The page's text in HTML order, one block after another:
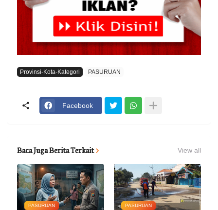
Provinsi-Kota-Kategori PASURUAN
Facebook
Baca Juga Berita Terkait View all
PASURUAN PASURUAN